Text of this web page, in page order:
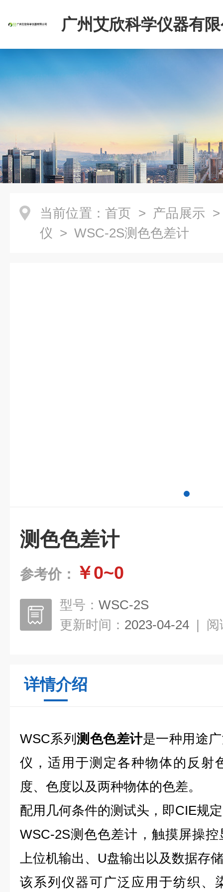
广州艾欣科学仪器有
当前位置： 首页 > 产品展示
仪 > WSC-2S测色色差计
测色色差计
参考价： ￥0~0
型号： WSC-2S
更新时间： 2023-04-24 | 阅
详情介绍
WSC系列测色色差计是一种用途
仪，适用于测定各种物体的反射
度、色度以及两种物体的色差。
配用几何条件的测试头，即CIE规
WSC-2S测色色差计 ，触摸屏操
上位机输出、U盘输出以及数据存
该系列仪器可广泛应用于纺织、